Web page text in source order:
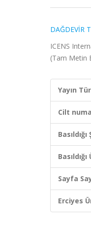
DAĞDEVİR
ICENS
(Tam Metin
Yayın
Cilt
Sayfa
Erciyes